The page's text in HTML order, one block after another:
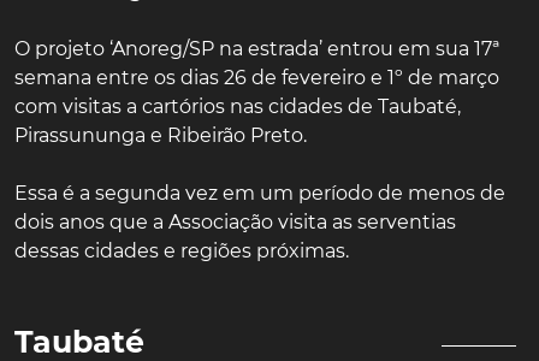
O projeto ‘Anoreg/SP na estrada’ entrou em sua 17ª
semana entre os dias 26 de fevereiro e 1º de março
com visitas a cartórios nas cidades de Taubaté,
Pirassununga e Ribeirão Preto.
Essa é a segunda vez em um período de menos de
dois anos que a Associação visita as serventias
dessas cidades e regiões próximas.
Taubaté